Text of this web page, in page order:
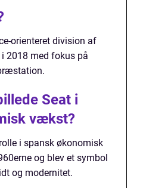
orienteret division af
2018 med fokus på
Seat i
vækst?
i spansk økonomisk
og blev et symbol
og modernitet.